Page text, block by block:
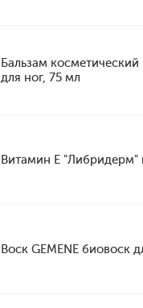
Бальзам
для ног, 75 мл
Витамин Е "Либридерм"
Воск GEMENE биовоск